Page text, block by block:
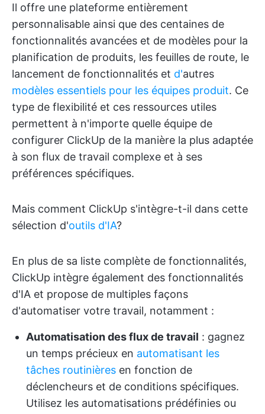
Il offre une plateforme entièrement
personnalisable ainsi que des centaines de
fonctionnalités avancées et de modèles pour la
planification de produits, les feuilles de route, le
lancement de fonctionnalités et d'autres
modèles essentiels pour les équipes produit. Ce
type de flexibilité et ces ressources utiles
permettent à n'importe quelle équipe de
configurer ClickUp de la manière la plus adaptée
à son flux de travail complexe et à ses
préférences spécifiques.
Mais comment ClickUp s'intègre-t-il dans cette
sélection d'outils d'IA?
En plus de sa liste complète de fonctionnalités,
ClickUp intègre également des fonctionnalités
d'IA et propose de multiples façons
d'automatiser votre travail, notamment :
Automatisation des flux de travail : gagnez
un temps précieux en automatisant les
tâches routinières en fonction de
déclencheurs et de conditions spécifiques.
Utilisez les automatisations prédéfinies ou